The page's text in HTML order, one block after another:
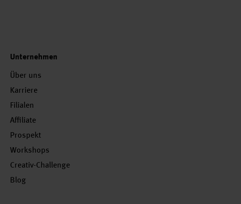
Unternehmen
Über uns
Karriere
Filialen
Affiliate
Prospekt
Workshops
Creativ-Challenge
Blog